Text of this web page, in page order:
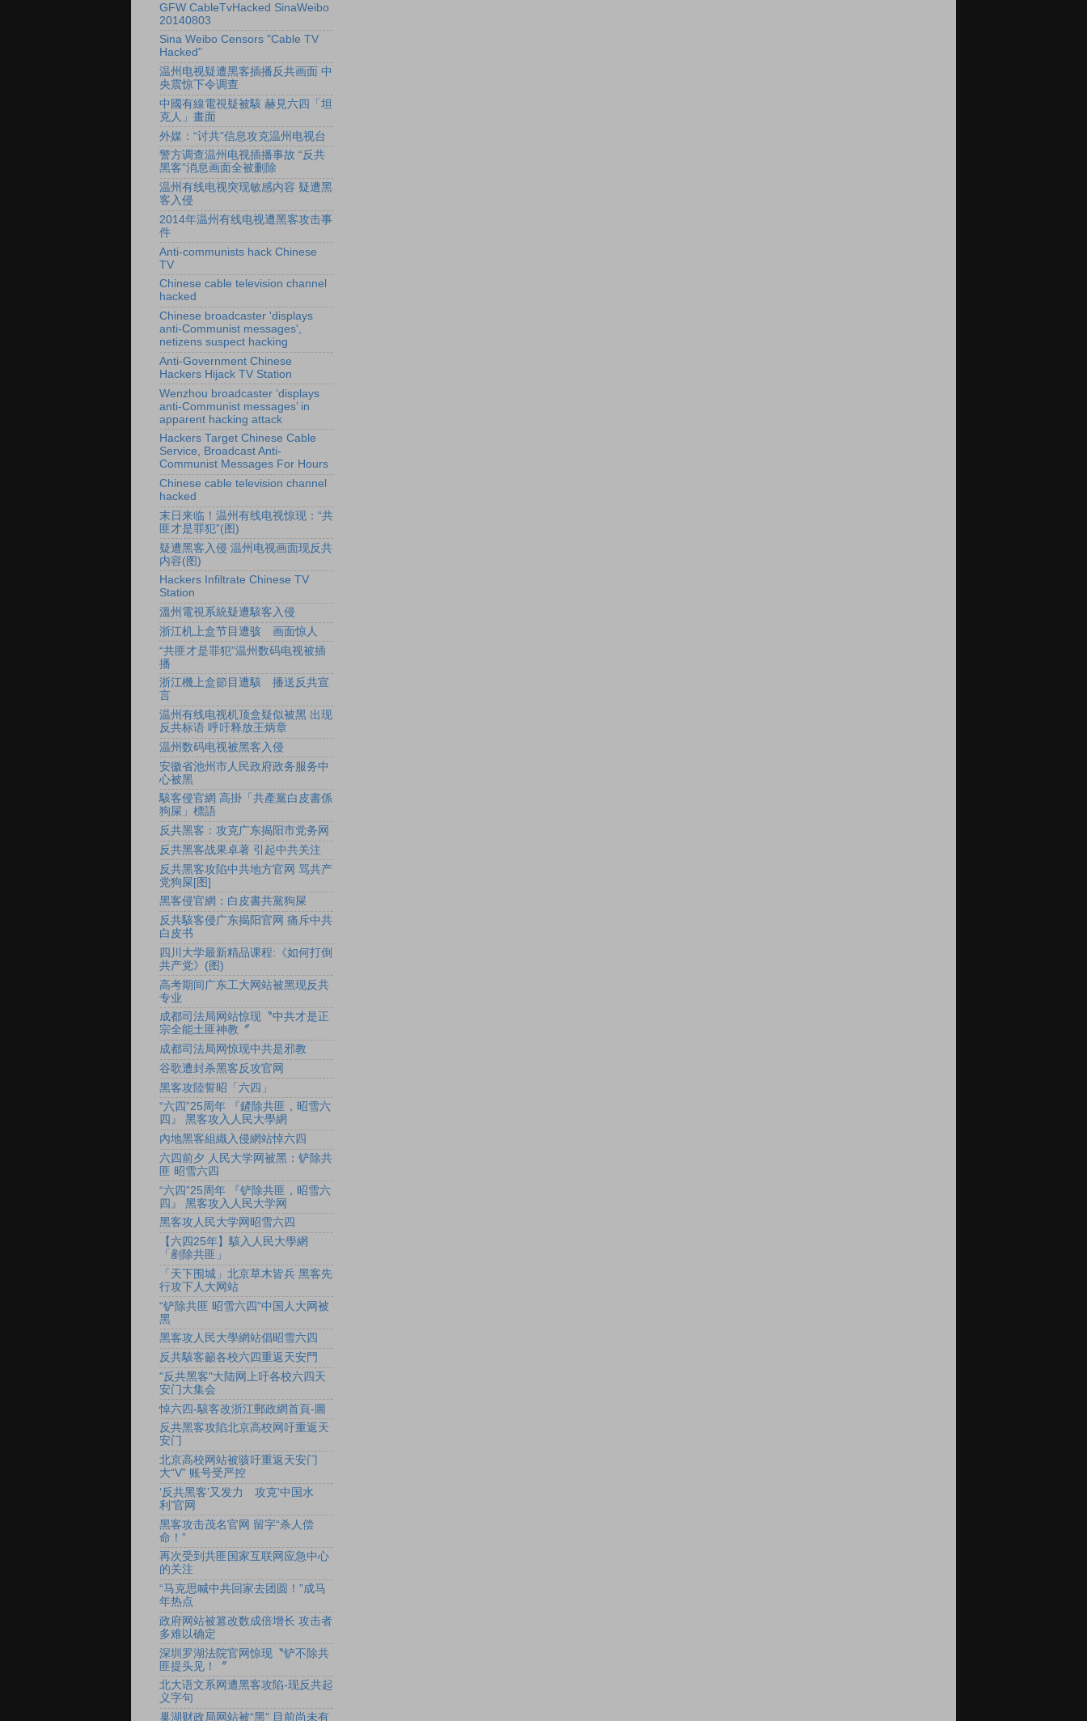
GFW CableTvHacked SinaWeibo
20140803
Sina Weibo Censors "Cable TV
Hacked"
温州电视疑遭黑客插播反共画面 中
央震惊下令调查
中國有線電視疑被駭 赫見六四「坦
克人」畫面
外媒：“讨共”信息攻克温州电视台
警方调查温州电视插播事故 “反共
黑客”消息画面全被删除
温州有线电视突现敏感内容 疑遭黑
客入侵
2014年温州有线电视遭黑客攻击事
件
Anti-communists hack Chinese
TV
Chinese cable television channel
hacked
Chinese broadcaster 'displays
anti-Communist messages',
netizens suspect hacking
Anti-Government Chinese
Hackers Hijack TV Station
Wenzhou broadcaster ‘displays
anti-Communist messages’ in
apparent hacking attack
Hackers Target Chinese Cable
Service, Broadcast Anti-
Communist Messages For Hours
Chinese cable television channel
hacked
末日来临！温州有线电视惊现：“共
匪才是罪犯”(图)
疑遭黑客入侵 温州电视画面现反共
内容(图)
Hackers Infiltrate Chinese TV
Station
溫州電視系統疑遭駭客入侵
浙江机上盒节目遭骇 画面惊人
“共匪才是罪犯”温州数码电视被插
播
浙江機上盒節目遭駭 播送反共宣
言
温州有线电视机顶盒疑似被黑 出现
反共标语 呼吁释放王炳章
温州数码电视被黑客入侵
安徽省池州市人民政府政务服务中
心被黑
駭客侵官網 高掛「共產黨白皮書係
狗屎」標語
反共黑客：攻克广东揭阳市党务网
反共黑客战果卓著 引起中共关注
反共黑客攻陷中共地方官网 骂共产
党狗屎[图]
黑客侵官網：白皮書共黨狗屎
反共駭客侵广东揭阳官网 痛斥中共
白皮书
四川大学最新精品课程:《如何打倒
共产党》(图)
高考期间广东工大网站被黑现反共
专业
成都司法局网站惊现〝中共才是正
宗全能土匪神教〞
成都司法局网惊现中共是邪教
谷歌遭封杀黑客反攻官网
黑客攻陸誓昭「六四」
“六四”25周年 『鏟除共匪，昭雪六
四』 黑客攻入人民大學網
內地黑客組織入侵網站悼六四
六四前夕 人民大学网被黑：铲除共
匪 昭雪六四
“六四”25周年 『铲除共匪，昭雪六
四』 黑客攻入人民大学网
黑客攻人民大学网昭雪六四
【六四25年】駭入人民大學網
「剷除共匪」
「天下围城」北京草木皆兵 黑客先
行攻下人大网站
“铲除共匪 昭雪六四”中国人大网被
黑
黑客攻人民大學網站倡昭雪六四
反共駭客籲各校六四重返天安門
"反共黑客"大陆网上吁各校六四天
安门大集会
悼六四-駭客改浙江郵政網首頁-圖
反共黑客攻陷北京高校网吁重返天
安门
北京高校网站被骇吁重返天安门
大“V” 账号受严控
‘反共黑客’又发力 攻克‘中国水
利’官网
黑客攻击茂名官网 留字“杀人偿
命！”
再次受到共匪国家互联网应急中心
的关注
“马克思喊中共回家去团圆！”成马
年热点
政府网站被篡改数成倍增长 攻击者
多难以确定
深圳罗湖法院官网惊现〝铲不除共
匪提头见！〞
北大语文系网遭黑客攻陷-现反共起
义字句
巢湖财政局网站被“黑” 目前尚未有